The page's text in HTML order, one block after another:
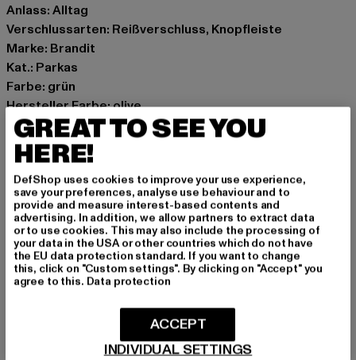
Anlass: Alltag
Verschlussarten: Reißverschluss, Knopfleiste
Marke: Brandit
Kat.: Parkas
Farbe: grün
Hersteller Farbe: olive
Materialzusammensetzung: 100% Baumwolle
Art.Nr: BD33121-00176
Hersteller: Brandit Textil GmbH |info@brandit-wear.com
Spichernstraße 6a | 50672 Köln | DE
GRÖSSE & PASSFORM
PFLEGEHINWEISE
LIEFERUNG & RÜCKGABE
GREAT TO SEE YOU
HERE!
DefShop uses cookies to improve your use experience,
save your preferences, analyse use behaviour and to
provide and measure interest-based contents and
advertising. In addition, we allow partners to extract data
or to use cookies. This may also include the processing of
your data in the USA or other countries which do not have
the EU data protection standard. If you want to change
this, click on "Custom settings". By clicking on "Accept" you
agree to this. Data protection
INDIVIDUAL SETTINGS
ACCEPT